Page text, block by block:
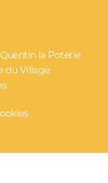
la Poterie
du Village